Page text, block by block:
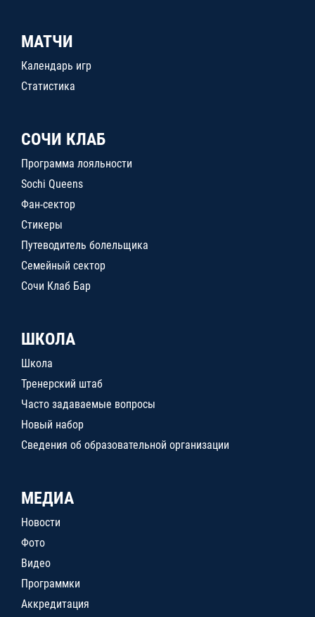
МАТЧИ
Календарь игр
Статистика
СОЧИ КЛАБ
Программа лояльности
Sochi Queens
Фан-сектор
Стикеры
Путеводитель болельщика
Семейный сектор
Сочи Клаб Бар
ШКОЛА
Школа
Тренерский штаб
Часто задаваемые вопросы
Новый набор
Сведения об образовательной организации
МЕДИА
Новости
Фото
Видео
Программки
Аккредитация